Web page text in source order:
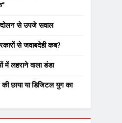
से उपजे सवाल
से जवाबदेही कब?
में लहराने वाला डंडा
छाया या डिजिटल युग का